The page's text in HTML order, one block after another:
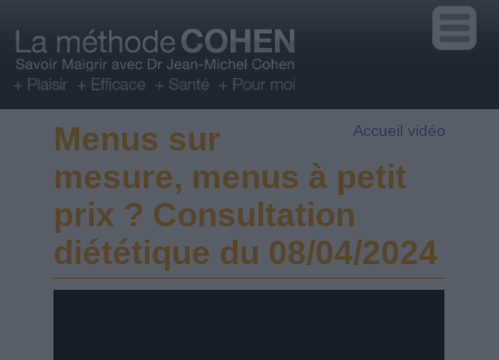
Accueil vidéo
Menus sur
mesure, menus à petit
prix ? Consultation
diététique du 08/04/2024